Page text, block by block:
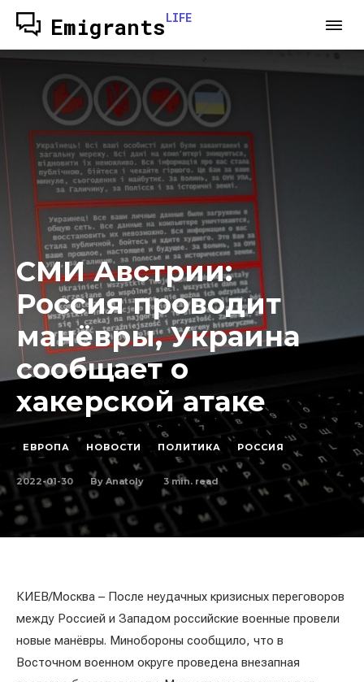
EmigrantsLIFE
СМИ Австрии:
Россия проводит
манёвры, Украина
сообщает о
хакерской атаке
ЕВРОПА НОВОСТИ ПОЛИТИКА РОССИЯ
2022-01-30 By Anatoly 3 min. read
КИЕВ/Москва – После неудачных кризисных переговоров
между Россией и Западом российские военные провели
новые манёвры. Минобороны сообщило, что в
Восточном военном округе проведена внезапная